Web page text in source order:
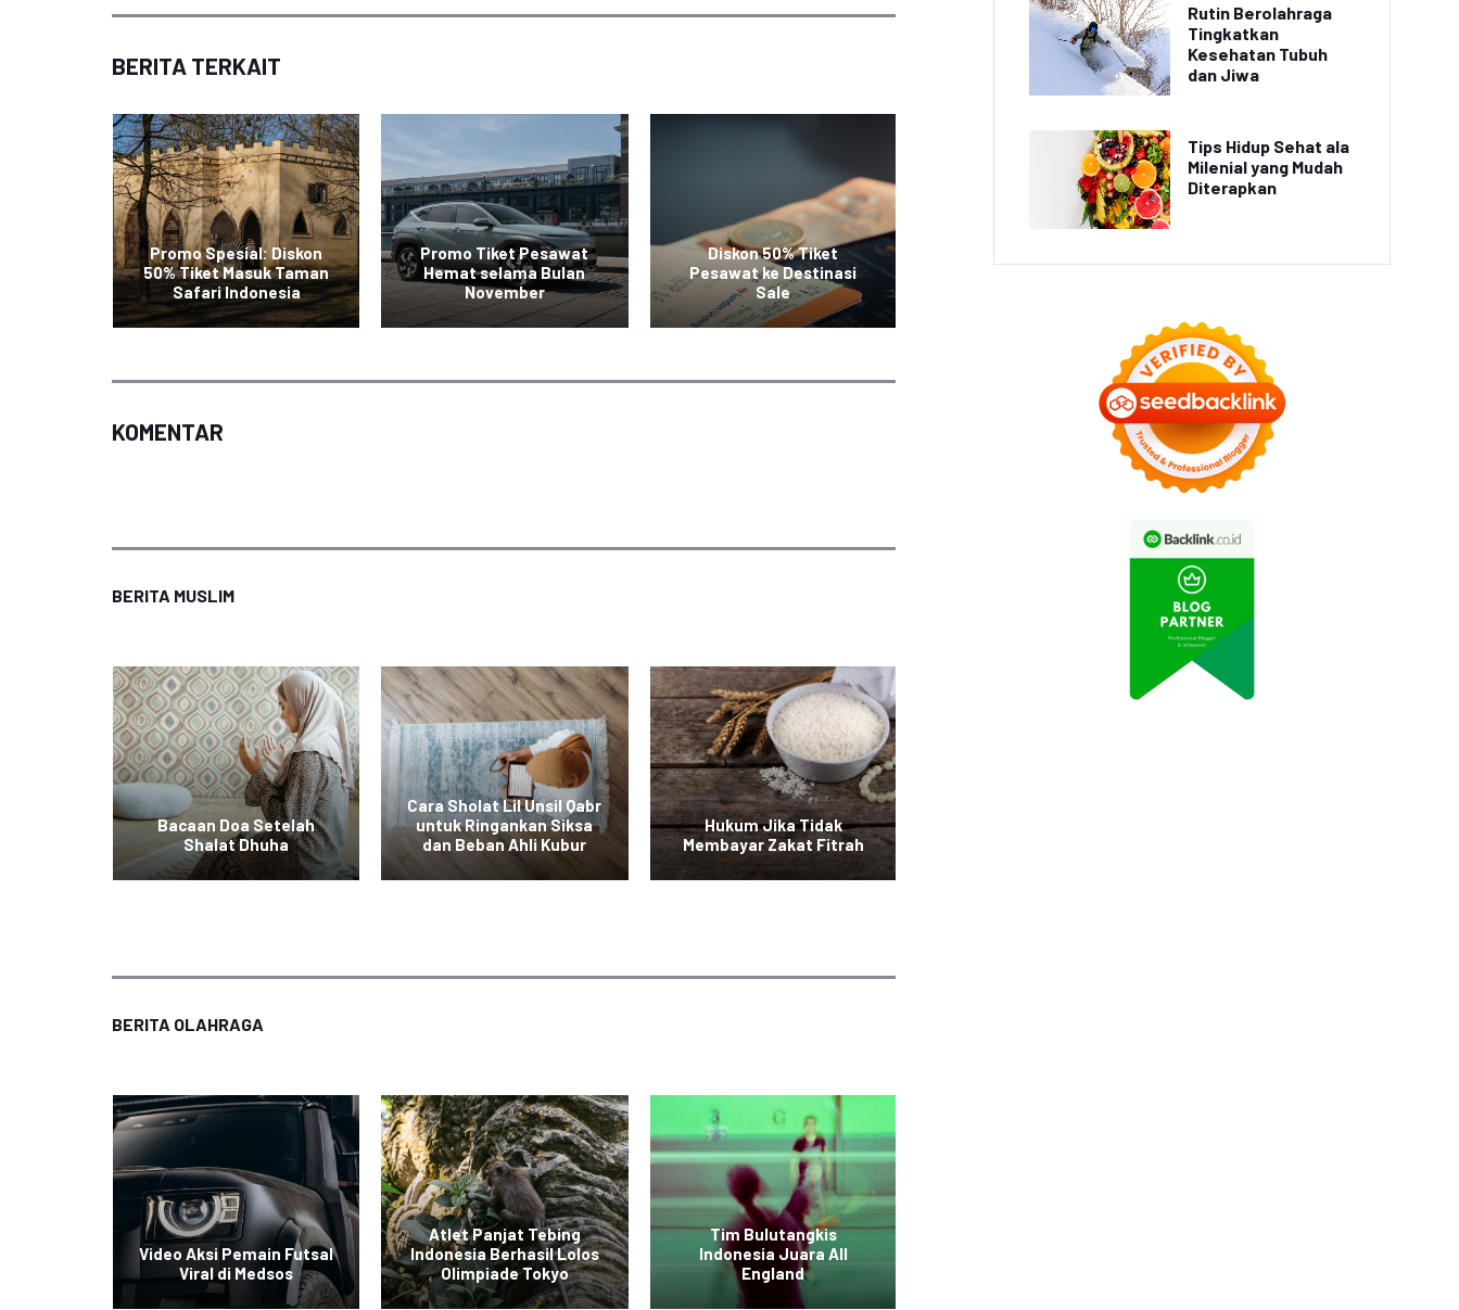
BERITA TERKAIT
Promo Spesial: Diskon
50% Tiket Masuk Taman
Safari Indonesia
Promo Tiket Pesawat
Hemat selama Bulan
November
Diskon 50% Tiket
Pesawat ke Destinasi
Sale
KOMENTAR
BERITA MUSLIM
Bacaan Doa Setelah
Shalat Dhuha
Cara Sholat Lil Unsil Qabr
untuk Ringankan Siksa
dan Beban Ahli Kubur
Hukum Jika Tidak
Membayar Zakat Fitrah
BERITA OLAHRAGA
Video Aksi Pemain Futsal
Viral di Medsos
Atlet Panjat Tebing
Indonesia Berhasil Lolos
Olimpiade Tokyo
Tim Bulutangkis
Indonesia Juara All
England
Rutin Berolahraga
Tingkatkan
Kesehatan Tubuh
dan Jiwa
Tips Hidup Sehat ala
Milenial yang Mudah
Diterapkan